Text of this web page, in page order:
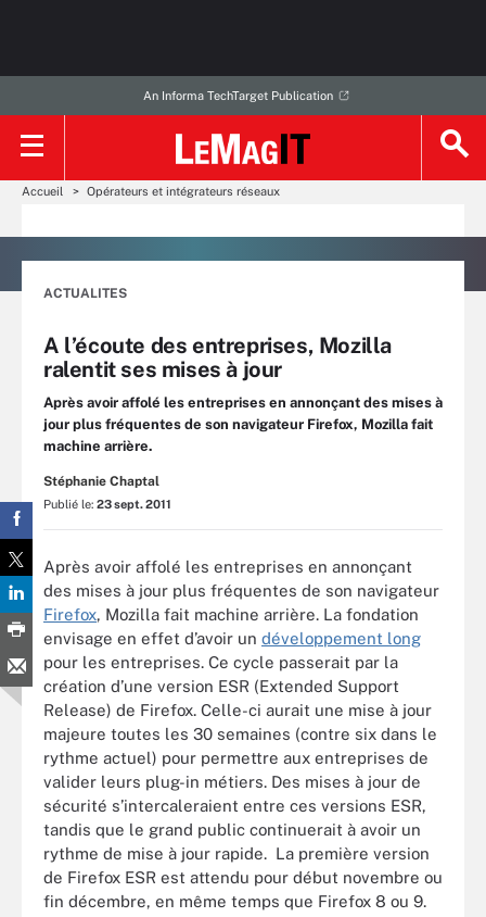
An Informa TechTarget Publication
Accueil Opérateurs et intégrateurs réseaux
ACTUALITES
A l’écoute des entreprises, Mozilla
ralentit ses mises à jour
Après avoir affolé les entreprises en annonçant des mises à
jour plus fréquentes de son navigateur Firefox, Mozilla fait
machine arrière.
Stéphanie Chaptal
Publié le: 23 sept. 2011
Après avoir affolé les entreprises en annonçant
des mises à jour plus fréquentes de son navigateur
Firefox, Mozilla fait machine arrière. La fondation
envisage en effet d’avoir un développement long
pour les entreprises. Ce cycle passerait par la
création d’une version ESR (Extended Support
Release) de Firefox. Celle-ci aurait une mise à jour
majeure toutes les 30 semaines (contre six dans le
rythme actuel) pour permettre aux entreprises de
valider leurs plug-in métiers. Des mises à jour de
sécurité s’intercaleraient entre ces versions ESR,
tandis que le grand public continuerait à avoir un
rythme de mise à jour rapide. La première version
de Firefox ESR est attendu pour début novembre ou
fin décembre, en même temps que Firefox 8 ou 9.